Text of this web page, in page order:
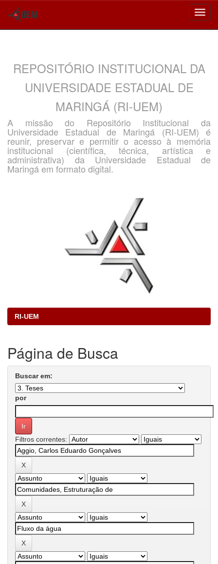
REPOSITÓRIO INSTITUCIONAL DA
UNIVERSIDADE ESTADUAL DE
MARINGÁ (RI-UEM)
A missão do Repositório Institucional da
Universidade Estadual de Maringá (RI-UEM) é
reunir, preservar e permitir o acesso à memória
institucional (científica, técnica, artística e
administrativa) da Universidade Estadual de
Maringá em formato digital.
RI-UEM
Página de Busca
Buscar em:
por
Filtros correntes: